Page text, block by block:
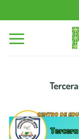
al
contenido